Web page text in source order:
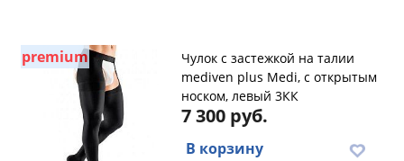
premium
Чулок с застежкой на талии
mediven plus Medi, с открытым
носком, левый 3КК
7 300 руб.
В корзину